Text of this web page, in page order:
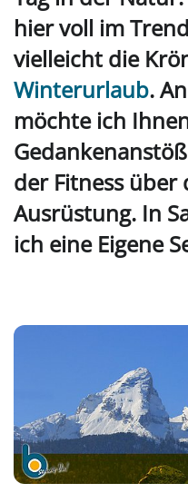
hier voll im
vielleicht die
Winterurlaub.
möchte ich
der Fitness über
Ausrüstung. In
ich eine Eigene